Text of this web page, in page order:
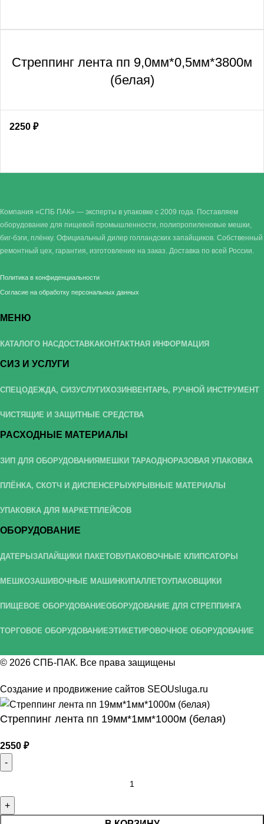
Стреппинг лента пп 9,0мм*0,5мм*3800м
(белая)
2250 ₽
Компания «СПБ ПАК» — эксперты в упаковке с 2009 года. Поставляем
оборудование для пищевой промышленности, полипропиленовые мешки,
биг-бэги, плёнку. Официальный дилер голландских запайщиков. Собственный
ремонтный цех, гарантия, изготовление на заказ. Доставка по всей России.
Политика в конфиденциальности
Согласие на обработку персональных данных
МЕНЮ
КАТАЛОГО НАСДОСТАВКАКОНТАКТНАЯ ИНФОРМАЦИЯ
СИЗ И УСЛУГИ
СПЕЦОДЕЖДА, СИЗУСЛУГИХОЗИНВЕНТАРЬ, РУЧНОЙ ИНСТРУМЕНТ
ЧИСТЯЩИЕ И ЗАЩИТНЫЕ СРЕДСТВА
РАСХОДНЫЕ МАТЕРИАЛЫ
ЗИП ДЛЯ ОБОРУДОВАНИЯМЕШКИ ТАРАОДНОРАЗОВАЯ УПАКОВКА
ПЛЁНКА, СКОТЧ И ДИСПЕНСЕРЫУКРЫВНЫЕ МАТЕРИАЛЫ
УПАКОВКА ДЛЯ МАРКЕТПЛЕЙСОВ
ОБОРУДОВАНИЕ
ДАТЕРЫЗАПАЙЩИКИ ПАКЕТОВУПАКОВОЧНЫЕ КЛИПСАТОРЫ
МЕШКОЗАШИВОЧНЫЕ МАШИНКИПАЛЛЕТОУПАКОВЩИКИ
ПИЩЕВОЕ ОБОРУДОВАНИЕОБОРУДОВАНИЕ ДЛЯ СТРЕППИНГА
ТОРГОВОЕ ОБОРУДОВАНИЕЭТИКЕТИРОВОЧНОЕ ОБОРУДОВАНИЕ
© 2026 СПБ-ПАК. Все права защищены
Создание и продвижение сайтов SEOUsluga.ru
Стреппинг лента пп 19мм*1мм*1000м (белая)
2550 ₽